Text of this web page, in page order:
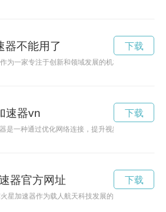
器不能用了
为一家专注于创新和领域发展的机构，正在引领
下载
速器vn
是一种通过优化网络连接，提升视频流畅度的工具
下载
器官方网址
星加速器作为载人航天科技发展的下一步，对人
下载